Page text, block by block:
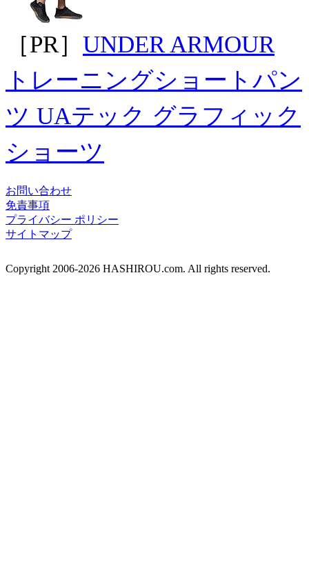
［PR］ UNDER ARMOUR
トレーニングショートパン
ツ UAテック グラフィック
ショーツ
お問い合わせ
免責事項
プライバシー ポリシー
サイトマップ
Copyright 2006-2026 HASHIROU.com. All rights reserved.